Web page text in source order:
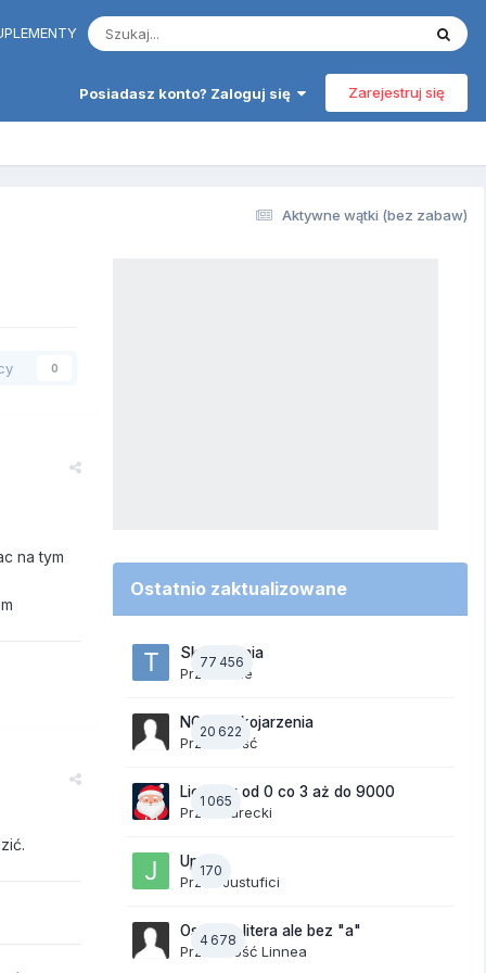
Posiadasz konto? Zaloguj się Zarejestruj się
Aktywne wątki (bez zabaw)
0
na tym
Ostatnio zaktualizowane
77 456
Skojarzenia
Przez
tede
20 622
NOWE Skojarzenia
Przez Gość
1 065
Liczymy od 0 co 3 aż do 9000
Przez
Jurecki
170
Upały
Przez Justufici
4 678
Ostatnia litera ale bez "a"
Przez Gość Linnea